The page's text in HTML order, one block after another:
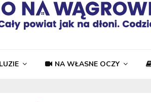
NA WŁASNE OCZY